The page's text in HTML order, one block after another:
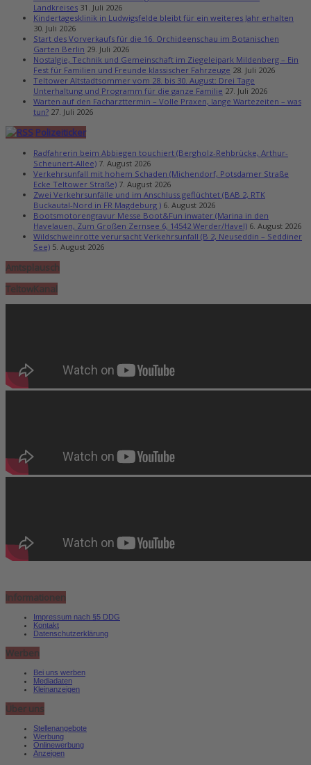
Landkreises 31. Juli 2026
Kindertagesklinik in Ludwigsfelde bleibt für ein weiteres Jahr erhalten
30. Juli 2026
Start des Vorverkaufs für die 16. Orchideenschau im Botanischen
Garten Berlin 29. Juli 2026
Nostalgie, Technik und Gemeinschaft im Ziegeleipark Mildenberg – Ein
Fest für Familien und Freunde klassischer Fahrzeuge 28. Juli 2026
Teltower Altstadtsommer vom 28. bis 30. August: Drei Tage
Unterhaltung und Programm für die ganze Familie 27. Juli 2026
Warten auf den Facharzttermin – Volle Praxen, lange Wartezeiten – was
tun? 27. Juli 2026
Polizeiticker
Radfahrerin beim Abbiegen touchiert (Bergholz-Rehbrücke, Arthur-
Scheunert-Allee) 7. August 2026
Verkehrsunfall mit hohem Schaden (Michendorf, Potsdamer Straße
Ecke Teltower Straße) 7. August 2026
Zwei Verkehrsunfälle und im Anschluss geflüchtet (BAB 2, RTK
Buckautal-Nord in FR Magdeburg ) 6. August 2026
Bootsmotorengravur Messe Boot&Fun inwater (Marina in den
Havelauen, Zum Großen Zernsee 6, 14542 Werder/Havel) 6. August 2026
Wildschweinrotte verursacht Verkehrsunfall (B 2, Neuseddin – Seddiner
See) 5. August 2026
Amtsplausch
TeltowKanal
Informationen
Impressum nach §5 DDG
Kontakt
Datenschutzerklärung
Werben
Bei uns werben
Mediadaten
Kleinanzeigen
Über uns
Stellenangebote
Werbung
Onlinewerbung
Anzeigen